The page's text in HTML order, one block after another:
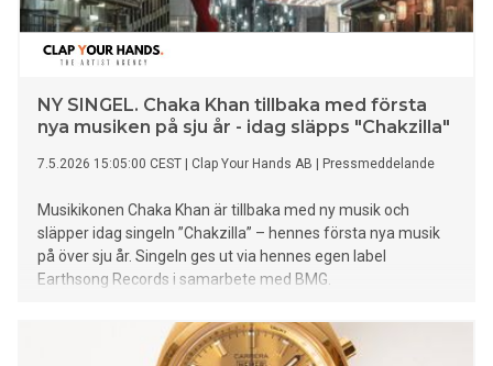
NY SINGEL. Chaka Khan tillbaka med första
nya musiken på sju år - idag släpps "Chakzilla"
7.5.2026 15:05:00 CEST Clap Your Hands AB Pressmeddelande
Musikikonen Chaka Khan är tillbaka med ny musik och
släpper idag singeln ”Chakzilla” – hennes första nya musik
på över sju år. Singeln ges ut via hennes egen label
Earthsong Records i samarbete med BMG.